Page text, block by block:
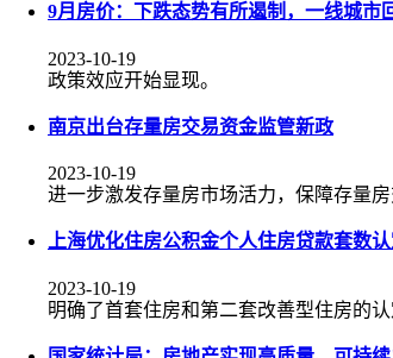
9月房价：下跌态势有所遏制，一线城市
2023-10-19
政策效应开始显现。
南京出台存量房交易资金监管新政
2023-10-19
进一步激发存量房市场活力，保障存量
上海优化住房公积金个人住房贷款套数
2023-10-19
明确了首套住房和第二套改善型住房的认